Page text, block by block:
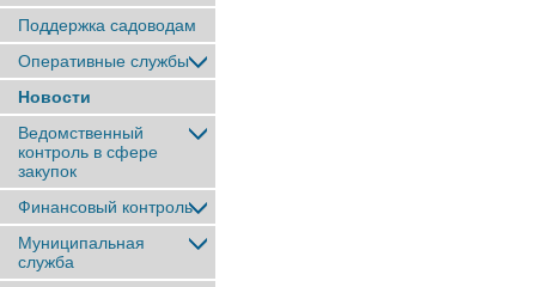
Поддержка садоводам
Оперативные службы
Новости
Ведомственный
контроль в сфере
закупок
Финансовый контроль
Муниципальная
служба